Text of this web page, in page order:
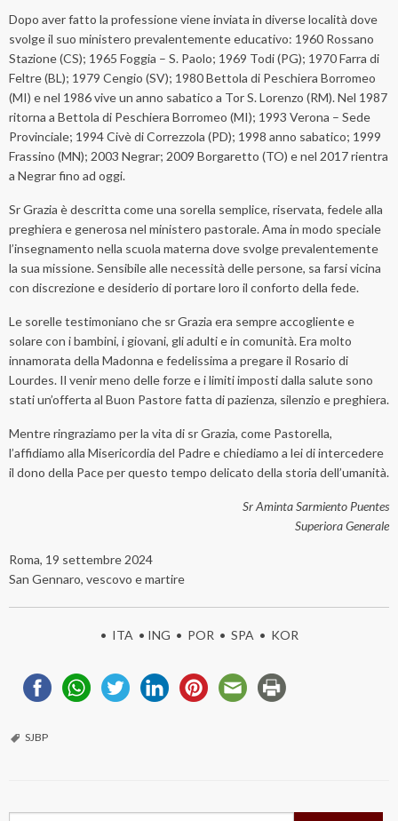
Dopo aver fatto la professione viene inviata in diverse località dove
svolge il suo ministero prevalentemente educativo: 1960 Rossano
Stazione (CS); 1965 Foggia – S. Paolo; 1969 Todi (PG); 1970 Farra di
Feltre (BL); 1979 Cengio (SV); 1980 Bettola di Peschiera Borromeo
(MI) e nel 1986 vive un anno sabatico a Tor S. Lorenzo (RM). Nel 1987
ritorna a Bettola di Peschiera Borromeo (MI); 1993 Verona – Sede
Provinciale; 1994 Civè di Correzzola (PD); 1998 anno sabatico; 1999
Frassino (MN); 2003 Negrar; 2009 Borgaretto (TO) e nel 2017 rientra
a Negrar fino ad oggi.
Sr Grazia è descritta come una sorella semplice, riservata, fedele alla
preghiera e generosa nel ministero pastorale. Ama in modo speciale
l’insegnamento nella scuola materna dove svolge prevalentemente
la sua missione. Sensibile alle necessità delle persone, sa farsi vicina
con discrezione e desiderio di portare loro il conforto della fede.
Le sorelle testimoniano che sr Grazia era sempre accogliente e
solare con i bambini, i giovani, gli adulti e in comunità. Era molto
innamorata della Madonna e fedelissima a pregare il Rosario di
Lourdes. Il venir meno delle forze e i limiti imposti dalla salute sono
stati un’offerta al Buon Pastore fatta di pazienza, silenzio e preghiera.
Mentre ringraziamo per la vita di sr Grazia, come Pastorella,
l’affidiamo alla Misericordia del Padre e chiediamo a lei di intercedere
il dono della Pace per questo tempo delicato della storia dell’umanità.
Sr Aminta Sarmiento Puentes
Superiora Generale
Roma, 19 settembre 2024
San Gennaro, vescovo e martire
• ITA• ING • POR • SPA • KOR
SJBP